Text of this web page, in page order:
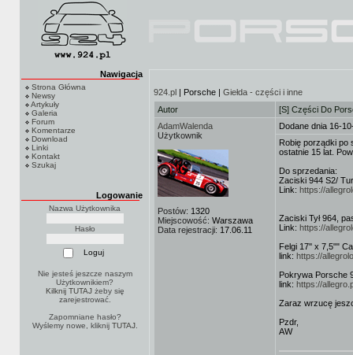
Nawigacja
Strona Główna
Newsy
Artykuły
Galeria
Forum
Komentarze
Download
Linki
Kontakt
Szukaj
Logowanie
Nazwa Użytkownika
Hasło
Nie jesteś jeszcze naszym
Użytkownikiem?
Kilknij TUTAJżeby się
zarejestrować.
Zapomniane hasło?
Wyślemy nowe, kliknij TUTAJ.
924.pl | Porsche | Giełda - części i inne
Autor
[S] Części Do
AdamWalenda
Użytkownik
Postów: 1320
Miejscowość: Warszawa
Data rejestracji: 17.06.11
Dodane dnia 16-
Robię porządki po
ostatnie 15 lat.
Do sprzedania:
Zaciski 944 S2/
Link: https://
Zaciski Tył 964,
Link: https://
Felgi 17'' x 7,5""
link: https://
Pokrywa Porsche
link: https://
Zaraz wrzucę
Pzdr,
AW